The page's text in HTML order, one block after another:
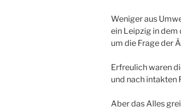
Weniger aus
ein Leipzig in dem
um die Frage der
Erfreulich waren
und nach intakten
Aber das Alles